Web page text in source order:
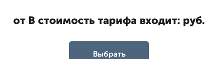
от В стоимость тарифа входит: руб.
Выбрать